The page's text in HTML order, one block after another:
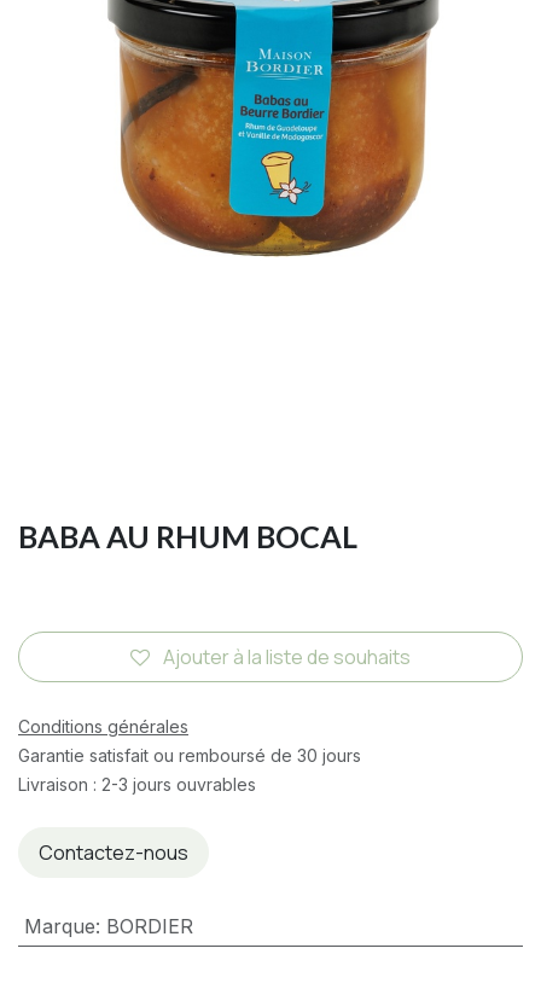
BABA AU RHUM BOCAL
Ajouter à la liste de souhaits
Conditions générales
Garantie satisfait ou remboursé de 30 jours
Livraison : 2-3 jours ouvrables
Contactez-nous
Marque: BORDIER